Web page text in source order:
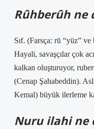
Rûhberûh ne
Sıf. (Farsça: rū “yüz”
Hayali, savaşçılar çok
kalkan oluşturuyor,
(Cenap Şahabeddin).
Kemal) büyük ilerleme
Nuru ilahi ne